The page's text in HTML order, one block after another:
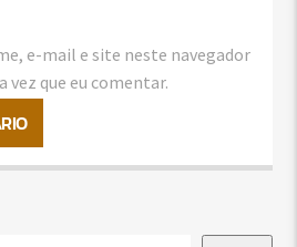
e-mail e site neste navegador
vez que eu comentar.